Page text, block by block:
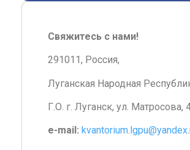
Свяжитесь с нами!
291011, Россия,
Луганская Народная
Г.О. г. Луганск, ул. Матросова,
e-mail: